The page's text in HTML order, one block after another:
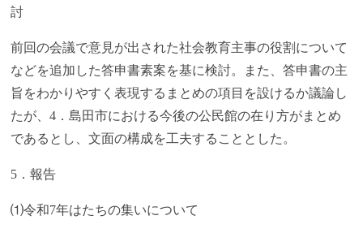
討
前回の会議で意見が出された社会教育主事の役割について
などを追加した答申書素案を基に検討。また、答申書の主
旨をわかりやすく表現するまとめの項目を設けるか議論し
たが、4．島田市における今後の公民館の在り方がまとめ
であるとし、文面の構成を工夫することとした。
5．報告
⑴令和7年はたちの集いについて